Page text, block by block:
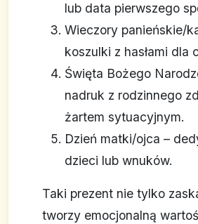
lub data pierwszego
Wieczory panieńskie/
koszulki z hasłami dla
Święta Bożego
nadruk z rodzinnego
żartem sytuacyjnym.
Dzień matki/ojca –
dzieci lub wnuków.
Taki prezent nie tylko
tworzy emocjonalną